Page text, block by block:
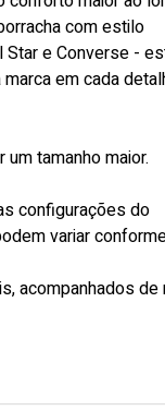
com estilo
Star e Converse -
em cada
tamanho maior.
configurações do
variar
acompanhados de